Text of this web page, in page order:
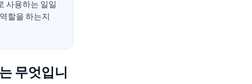
사용하는 일일
할을 하는지
무엇입니